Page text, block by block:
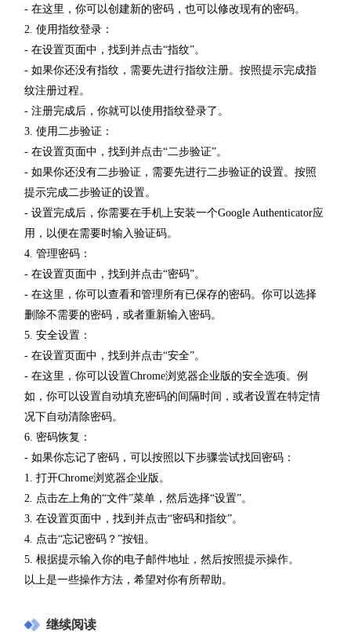
- 在这里，你可以创建新的密码，也可以修改现有的密码。
2. 使用指纹登录：
- 在设置页面中，找到并点击“指纹”。
- 如果你还没有指纹，需要先进行指纹注册。按照提示完成指
纹注册过程。
- 注册完成后，你就可以使用指纹登录了。
3. 使用二步验证：
- 在设置页面中，找到并点击“二步验证”。
- 如果你还没有二步验证，需要先进行二步验证的设置。按照
提示完成二步验证的设置。
- 设置完成后，你需要在手机上安装一个Google Authenticator应
用，以便在需要时输入验证码。
4. 管理密码：
- 在设置页面中，找到并点击“密码”。
- 在这里，你可以查看和管理所有已保存的密码。你可以选择
删除不需要的密码，或者重新输入密码。
5. 安全设置：
- 在设置页面中，找到并点击“安全”。
- 在这里，你可以设置Chrome浏览器企业版的安全选项。例
如，你可以设置自动填充密码的间隔时间，或者设置在特定情
况下自动清除密码。
6. 密码恢复：
- 如果你忘记了密码，可以按照以下步骤尝试找回密码：
1. 打开Chrome浏览器企业版。
2. 点击左上角的“文件”菜单，然后选择“设置”。
3. 在设置页面中，找到并点击“密码和指纹”。
4. 点击“忘记密码？”按钮。
5. 根据提示输入你的电子邮件地址，然后按照提示操作。
以上是一些操作方法，希望对你有所帮助。
继续阅读